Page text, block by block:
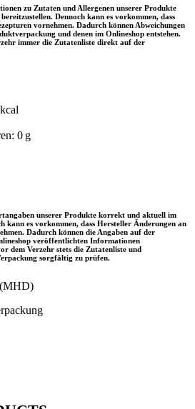
zu Zutaten und Allergenen unserer Produkte
Dennoch kann es vorkommen, dass
vornehmen. Dadurch können Abweichungen
und denen im Onlineshop entstehen.
immer die Zutatenliste direkt auf der
0 g
unserer Produkte korrekt und aktuell im
kann es vorkommen, dass Hersteller Änderungen an
Dadurch können die Angaben auf der
veröffentlichten Informationen
dem Verzehr stets die Zutatenliste und
sorgfältig zu prüfen.
(MHD)